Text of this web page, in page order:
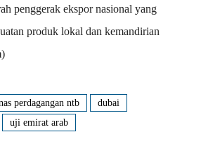
penggerak ekspor nasional yang
produk lokal dan kemandirian
)
perdagangan ntb
dubai
uji emirat arab